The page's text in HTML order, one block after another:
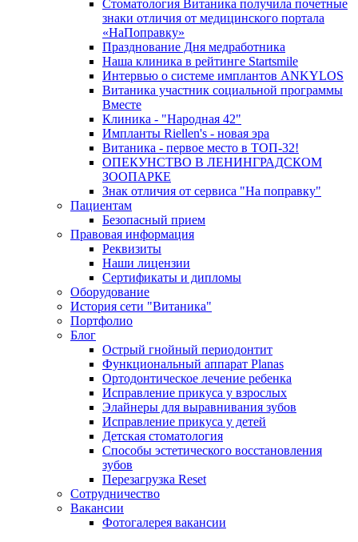
Стоматология Витаника получила почетные
знаки отличия от медицинского портала
«НаПоправку»
Празднование Дня медработника
Наша клиника в рейтинге Startsmile
Интервью о системе имплантов ANKYLOS
Витаника участник социальной программы
Вместе
Клиника - "Народная 42"
Импланты Riellen's - новая эра
Витаника - первое место в ТОП-32!
ОПЕКУНСТВО В ЛЕНИНГРАДСКОМ
ЗООПАРКЕ
Знак отличия от сервиса "На поправку"
Пациентам
Безопасный прием
Правовая информация
Реквизиты
Наши лицензии
Сертификаты и дипломы
Оборудование
История сети "Витаника"
Портфолио
Блог
Острый гнойный периодонтит
Функциональный аппарат Planas
Ортодонтическое лечение ребенка
Исправление прикуса у взрослых
Элайнеры для выравнивания зубов
Исправление прикуса у детей
Детская стоматология
Способы эстетического восстановления
зубов
Перезагрузка Reset
Сотрудничество
Вакансии
Фотогалерея вакансии